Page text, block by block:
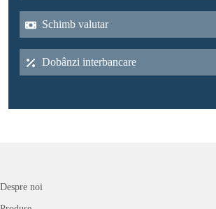
Schimb valutar
Dobânzi interbancare
Despre noi